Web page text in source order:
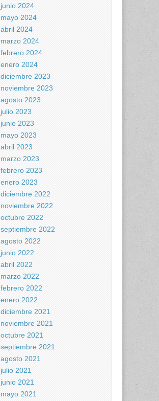
junio 2024
mayo 2024
abril 2024
marzo 2024
febrero 2024
enero 2024
diciembre 2023
noviembre 2023
agosto 2023
julio 2023
junio 2023
mayo 2023
abril 2023
marzo 2023
febrero 2023
enero 2023
diciembre 2022
noviembre 2022
octubre 2022
septiembre 2022
agosto 2022
junio 2022
abril 2022
marzo 2022
febrero 2022
enero 2022
diciembre 2021
noviembre 2021
octubre 2021
septiembre 2021
agosto 2021
julio 2021
junio 2021
mayo 2021